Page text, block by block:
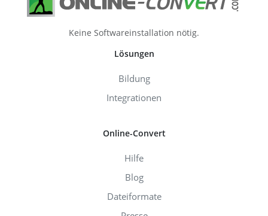
Keine Softwareinstallation nötig.
Lösungen
Bildung
Integrationen
Online-Convert
Hilfe
Blog
Dateiformate